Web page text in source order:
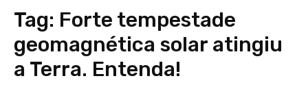
Tag: Forte tempestade
geomagnética solar atingiu
a Terra. Entenda!